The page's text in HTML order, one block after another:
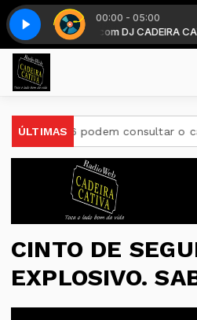
00:00 - 05:00
horas . com DJ CADEIRA CATIVABONS
6 Top classic -
ÚLTIMAS
podem consultar o cartão de
CINTO DE
EXPLOSIVO.